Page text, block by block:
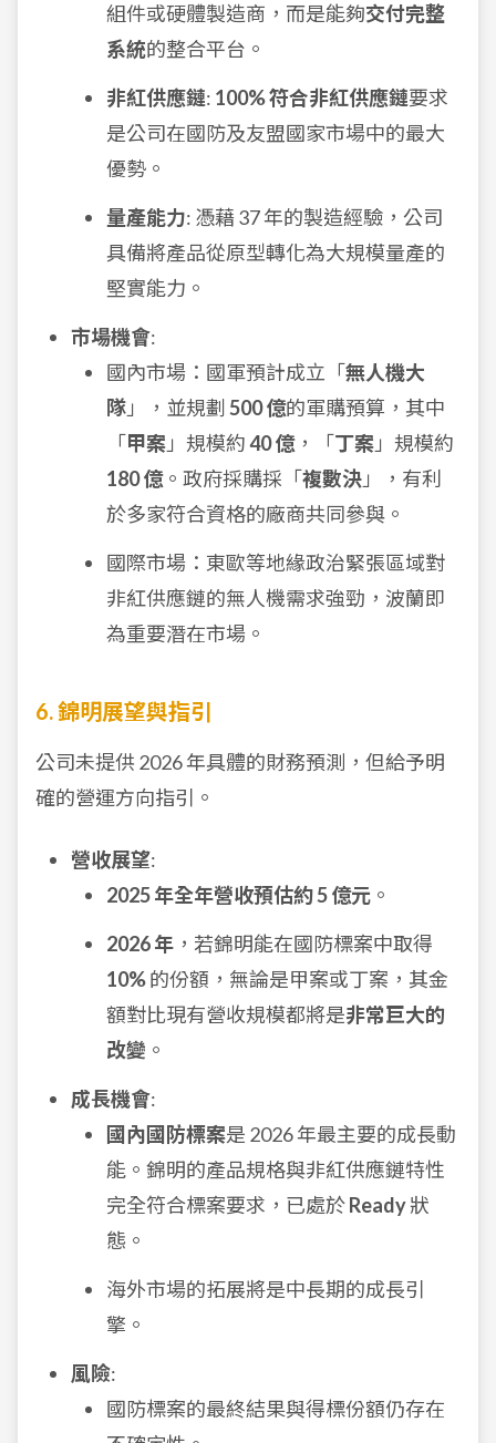
組件或硬體製造商，而是能夠交付完整
系統的整合平台。
非紅供應鏈: 100% 符合非紅供應鏈要求
是公司在國防及友盟國家市場中的最大
優勢。
量產能力: 憑藉 37 年的製造經驗，公司
具備將產品從原型轉化為大規模量產的
堅實能力。
市場機會:
國內市場：國軍預計成立「無人機大
隊 」，並規劃 500 億的軍購預算，其中
「甲案 」規模約40 億，「丁案 」規模約
180 億。政府採購採「複數決 」，有利
於多家符合資格的廠商共同參與。
國際市場：東歐等地緣政治緊張區域對
非紅供應鏈的無人機需求強勁，波蘭即
為重要潛在市場。
6. 錦明展望與指引
公司未提供 2026 年具體的財務預測，但給予明
確的營運方向指引。
營收展望:
2025 年全年營收預估約 5 億元 。
2026 年 ，若錦明能在國防標案中取得
10%的份額，無論是甲案或丁案，其金
額對比現有營收規模都將是非常巨大的
改變 。
成長機會:
國內國防標案是 2026 年最主要的成長動
能。錦明的產品規格與非紅供應鏈特性
完全符合標案要求，已處於Ready狀
態。
海外市場的拓展將是中長期的成長引
擎。
風險:
國防標案的最終結果與得標份額仍存在